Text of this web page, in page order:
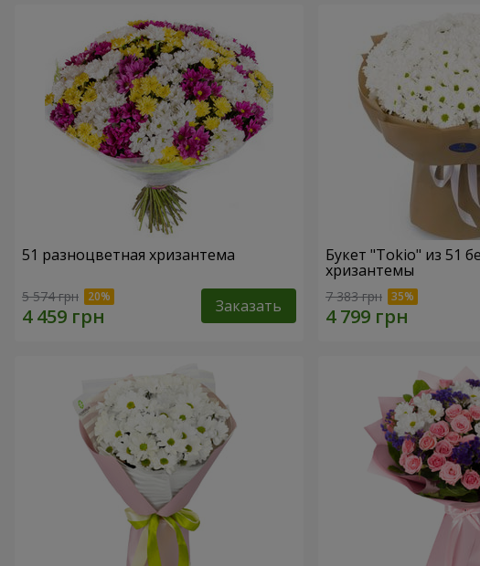
51 разноцветная хризантема
5 574 грн Заказать
Букет "Tokio" из 51
хризантемы
7 383 грн